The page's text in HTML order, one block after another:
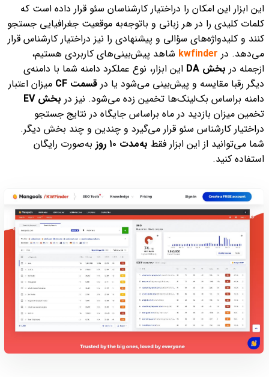
این ابزار این امکان را دراختیار کارشناسان سئو قرار داده است که
کلمات کلیدی را در هر زبانی و باتوجه‌به موقعیت جغرافیایی جستجو
کنند و کلیدواژه‌های سؤالی و پیشنهادی را نیز دراختیار کارشناس قرار
می‌دهد. در kwfinder شاهد پیش‌بینی‌های کاربردی هستیم،
ازجمله در بخش DA
این ابزار، نوع عملکرد دامنه شما با دامنه‌ی
دیگر رقبا مقایسه و پیش‌بینی می‌شود یا در قسمت CF
میزان اعتبار
دامنه براساس بک‌لینک‌ها تخمین زده می‌شود. نیز در بخش EV
تخمین میزان بازدید در ماه براساس جایگاه در نتایج جستجو
دراختیار کارشناس سئو قرار می‌گیرد و چندین و چند بخش دیگر.
شما می‌توانید از این ابزار فقط به‌مدت ۱۰ روز
به‌صورت رایگان
استفاده کنید.